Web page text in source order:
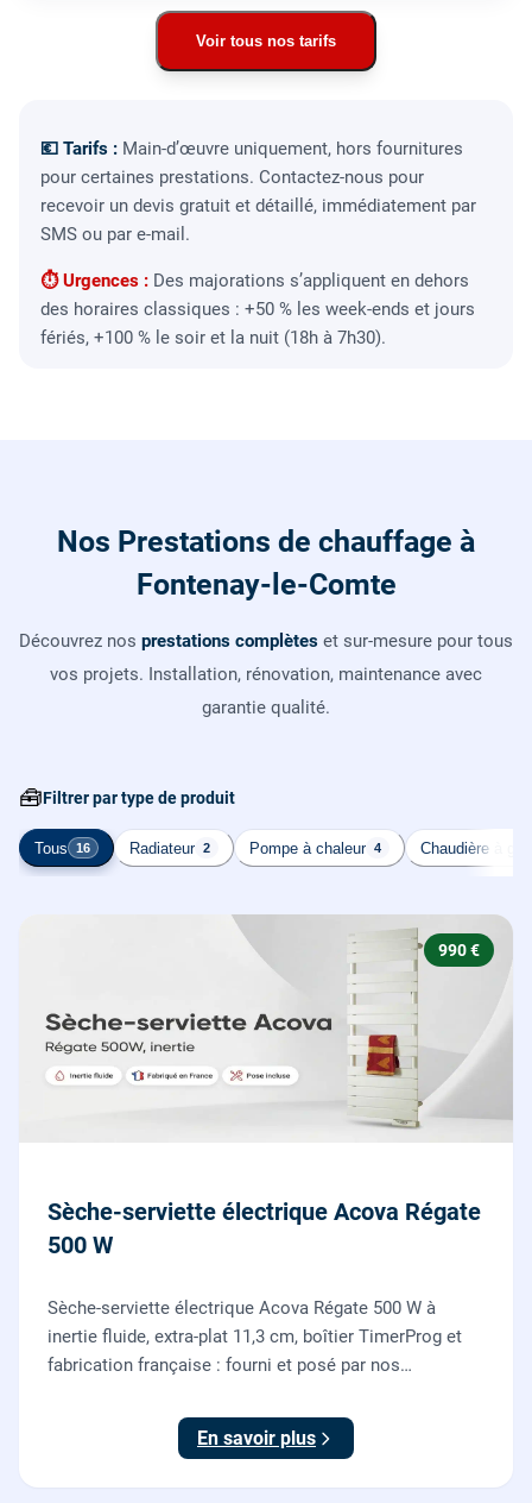
Voir tous nos tarifs
💶 Tarifs : Main-d’œuvre uniquement, hors fournitures
pour certaines prestations. Contactez-nous pour
recevoir un devis gratuit et détaillé, immédiatement par
SMS ou par e-mail.
⏱ Urgences : Des majorations s’appliquent en dehors
des horaires classiques : +50 % les week-ends et jours
fériés, +100 % le soir et la nuit (18h à 7h30).
Nos Prestations de chauffage à
Fontenay-le-Comte
Découvrez nos prestations complètes et sur-mesure pour tous
vos projets. Installation, rénovation, maintenance avec
garantie qualité.
🧰Filtrer par type de produit
Tous 16 Radiateur 2 Pompe à chaleur 4 Chaudière à gaz
990 €
Sèche-serviette électrique Acova Régate
500 W
Sèche-serviette électrique Acova Régate 500 W à
inertie fluide, extra-plat 11,3 cm, boîtier TimerProg et
fabrication française : fourni et posé par nos
En savoir plus